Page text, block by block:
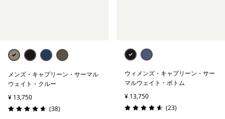
メンズ・キャプリーン・サーマル
ウェイト・クルー
¥ 13,750
評価: 4.7 / 5
(38レビュー
)
ウィメンズ・キャプリーン・サー
マルウェイト・ボトム
¥ 13,750
評価: 4.6 / 5
(23レビュー
)